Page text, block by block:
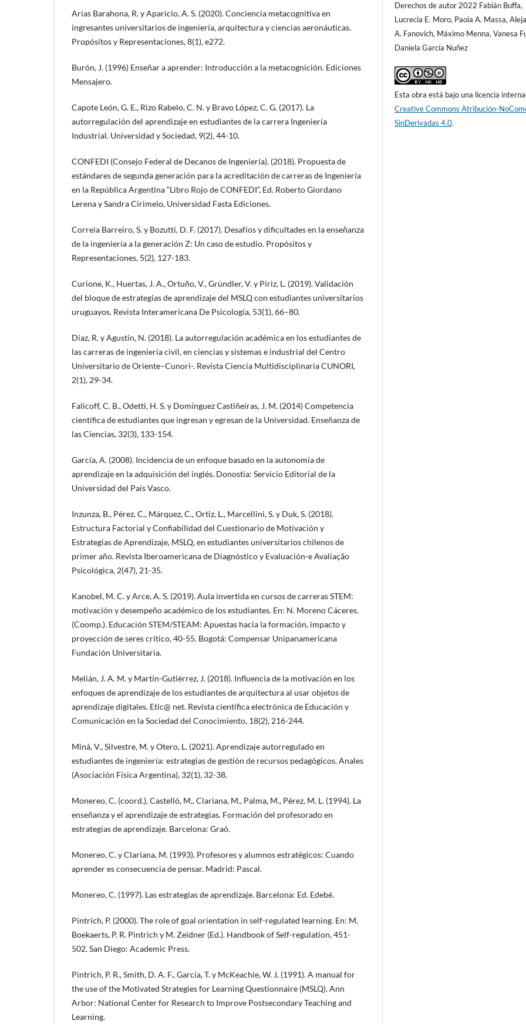
Arias Barahona, R. y Aparicio, A. S. (2020). Conciencia metacognitiva en
ingresantes universitarios de ingeniería, arquitectura y ciencias aeronáuticas.
Propósitos y Representaciones, 8(1), e272.
Burón, J. (1996) Enseñar a aprender: Introducción a la metacognición. Ediciones
Mensajero.
Capote León, G. E., Rizo Rabelo, C. N. y Bravo López, C. G. (2017). La
autorregulación del aprendizaje en estudiantes de la carrera Ingeniería
Industrial. Universidad y Sociedad, 9(2), 44-10.
CONFEDI (Consejo Federal de Decanos de Ingeniería). (2018). Propuesta de
estándares de segunda generación para la acreditación de carreras de Ingeniería
en la República Argentina “Libro Rojo de CONFEDI”, Ed. Roberto Giordano
Lerena y Sandra Cirimelo, Universidad Fasta Ediciones.
Correia Barreiro, S. y Bozuttí, D. F. (2017). Desafíos y dificultades en la enseñanza
de la ingeniería a la generación Z: Un caso de estudio. Propósitos y
Representaciones, 5(2), 127-183.
Curione, K., Huertas, J. A., Ortuño, V., Gründler, V. y Píriz, L. (2019). Validación
del bloque de estrategias de aprendizaje del MSLQ con estudiantes universitarios
uruguayos. Revista Interamericana De Psicología, 53(1), 66–80.
Díaz, R. y Agustín, N. (2018). La autorregulación académica en los estudiantes de
las carreras de ingeniería civil, en ciencias y sistemas e industrial del Centro
Universitario de Oriente–Cunori-. Revista Ciencia Multidisciplinaria CUNORI,
2(1), 29-34.
Falicoff, C. B., Odetti, H. S. y Domínguez Castiñeiras, J. M. (2014) Competencia
científica de estudiantes que ingresan y egresan de la Universidad. Enseñanza de
las Ciencias, 32(3), 133-154.
García, A. (2008). Incidencia de un enfoque basado en la autonomía de
aprendizaje en la adquisición del inglés. Donostia: Servicio Editorial de la
Universidad del País Vasco.
Inzunza, B., Pérez, C., Márquez, C., Ortiz, L., Marcellini, S. y Duk, S. (2018).
Estructura Factorial y Confiabilidad del Cuestionario de Motivación y
Estrategias de Aprendizaje, MSLQ, en estudiantes universitarios chilenos de
primer año. Revista Iberoamericana de Diagnóstico y Evaluación-e Avaliação
Psicológica, 2(47), 21-35.
Kanobel, M. C. y Arce, A. S. (2019). Aula invertida en cursos de carreras STEM:
motivación y desempeño académico de los estudiantes. En: N. Moreno Cáceres.
(Coomp.). Educación STEM/STEAM: Apuestas hacia la formación, impacto y
proyección de seres crítico, 40-55. Bogotá: Compensar Unipanamericana
Fundación Universitaria.
Melián, J. A. M. y Martín-Gutiérrez, J. (2018). Influencia de la motivación en los
enfoques de aprendizaje de los estudiantes de arquitectura al usar objetos de
aprendizaje digitales. Etic@ net. Revista científica electrónica de Educación y
Comunicación en la Sociedad del Conocimiento, 18(2), 216-244.
Miná, V., Silvestre, M. y Otero, L. (2021). Aprendizaje autorregulado en
estudiantes de ingeniería: estrategias de gestión de recursos pedagógicos. Anales
(Asociación Física Argentina), 32(1), 32-38.
Monereo, C. (coord.), Castelló, M., Clariana, M., Palma, M., Pérez, M. L. (1994). La
enseñanza y el aprendizaje de estrategias. Formación del profesorado en
estrategias de aprendizaje. Barcelona: Graó.
Monereo, C. y Clariana, M. (1993). Profesores y alumnos estratégicos: Cuando
aprender es consecuencia de pensar. Madrid: Pascal.
Monereo, C. (1997). Las estrategias de aprendizaje. Barcelona: Ed. Edebé.
Pintrich, P. (2000). The role of goal orientation in self-regulated learning. En: M.
Boekaerts, P. R. Pintrich y M. Zeidner (Ed.). Handbook of Self-regulation, 451-
502. San Diego: Academic Press.
Pintrich, P. R., Smith, D. A. F., Garcia, T. y McKeachie, W. J. (1991). A manual for
the use of the Motivated Strategies for Learning Questionnaire (MSLQ). Ann
Arbor: National Center for Research to Improve Postsecondary Teaching and
Learning.
Derechos de autor 2022 Fabián Buffa,
Lucrecia E. Moro, Paola A. Massa,
A. Fanovich, Máximo Menna, Vanesa
Daniela García Nuñez
Esta obra está bajo una licencia
Creative Commons Atribución-
SinDerivadas 4.0.